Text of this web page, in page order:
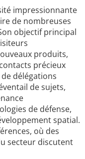
impressionnante
de nombreuses
objectif principal
produits,
précieux
délégations
de sujets,
de défense,
spatial.
où des
secteur discutent